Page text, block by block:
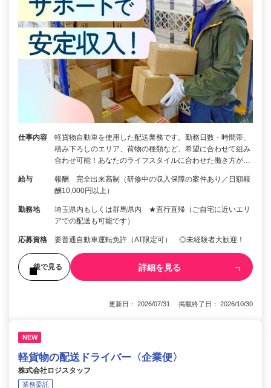
仕事内容
軽貨物自動車を使用した配送業務です。勤務日数・時間帯、
積み下ろしのエリア、荷物の種類など、希望に合わせて組み
合わせ可能！あなたのライフスタイルに合わせた働き方が…
給与
報酬 完全出来高制（研修中の収入保障の案件あり／日額報
酬10,000円以上）
勤務地
埼玉県内もしくは群馬県内 ★直行直帰（ご自宅に近いエリ
アでの配送も可能です）
応募資格 要普通自動車運転免許（AT限定可） ◎未経験者大歓迎！
後で見る 詳細を見る
更新日： 2026/07/31 掲載終了日： 2026/10/30
NEW
軽貨物の配送ドライバー〈企業便〉
株式会社ロジスタッフ
業務委託